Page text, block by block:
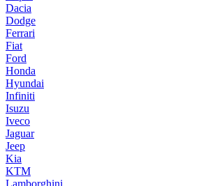
Dacia
Dodge
Ferrari
Fiat
Ford
Honda
Hyundai
Infiniti
Isuzu
Iveco
Jaguar
Jeep
Kia
KTM